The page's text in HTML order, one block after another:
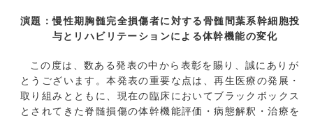
演題：慢性期胸髄完全損傷者に対する骨髄間葉系幹細胞投
与とリハビリテーションによる体幹機能の変化
この度は、数ある発表の中から表彰を賜り、誠にありが
とうございます。本発表の重要な点は、再生医療の発展・
取り組みとともに、現在の臨床においてブラックボックス
とされてきた脊髄損傷の体幹機能評価・病態解釈・治療を